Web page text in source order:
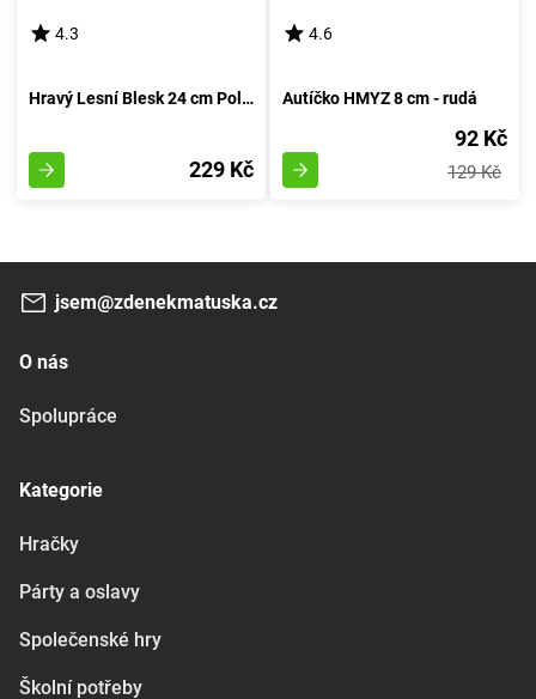
4.3
Hravý Lesní Blesk 24 cm Polesie - rudá
229 Kč
4.6
Autíčko HMYZ 8 cm - rudá
92 Kč
129 Kč
jsem@zdenekmatuska.cz
O nás
Spolupráce
Kategorie
Hračky
Párty a oslavy
Společenské hry
Školní potřeby